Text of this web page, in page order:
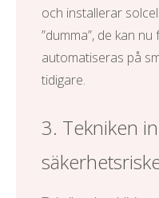
och installerar
”dumma”, de kan
automatiseras på
tidigare.
3. Tekniken